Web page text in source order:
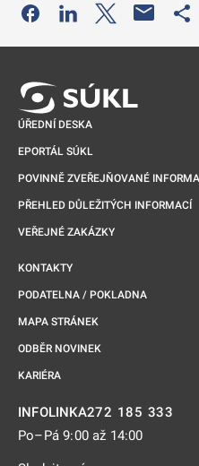
Odkaz se otevře na
Odkaz se otevře
Odkaz se
ÚŘEDNÍ DESKA
EPORTÁL SÚKL
POVINNĚ ZVEŘEJŇOVANÉ
PŘEHLED DŮLEŽITÝCH INFORMACÍ
VEŘEJNÉ ZAKÁZKY
KONTAKTY
PODATELNA / POKLADNA
MAPA STRÁNEK
ODBĚR NOVINEK
KARIÉRA
INFOLINKA272 185 333
Po–Pá 9:00 až 14:00